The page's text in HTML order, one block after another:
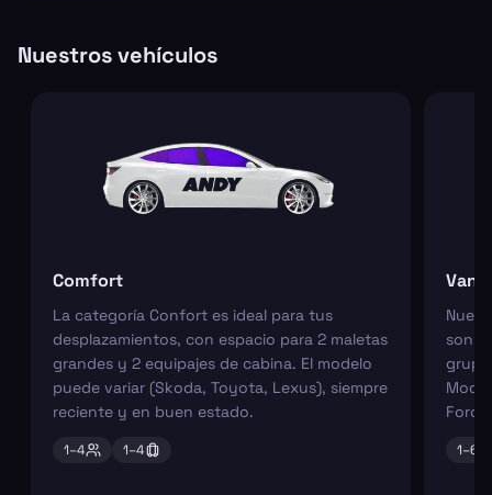
Nuestros vehículos
Comfort
La categoría Confort es ideal para tus
desplazamientos, con espacio para 2 maletas
grandes y 2 equipajes de cabina. El modelo
puede variar (Skoda, Toyota, Lexus), siempre
reciente y en buen estado.
1–4 1–4
Van
son
Ford
1–6